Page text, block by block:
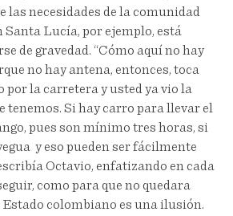
las necesidades de la comunidad
Santa Lucía, por ejemplo, está
de gravedad. “Cómo aquí no hay
no hay antena, entonces, toca
por la carretera y usted ya vio la
tenemos. Si hay carro para llevar el
pues son mínimo tres horas, si
y eso pueden ser fácilmente
Octavio, enfatizando en cada
como para que no quedara
Estado colombiano es una ilusión.